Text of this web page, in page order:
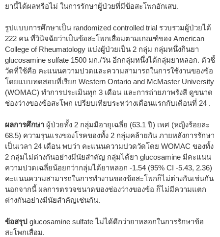
ยานี้ได้ผลหรือไม่ ในการรักษาผู้ป่วยที่มีข้อสะโพกอักเสบ.
รูปแบบการศึกษาเป็น randomized controlled trial รวบรวมผู้ป่วยได้
222 คน ที่วินิจฉัยว่าเป็นข้อสะโพกเสื่อมตามเกณฑ์ของ American
College of Rheumatology แบ่งผู้ป่วยเป็น 2 กลุ่ม กลุ่มหนึ่งกินยา
glucosamine sulfate 1500 มก./วัน อีกกลุ่มหนึ่งได้กลุ่มยาหลอก. ตัวชี้
วัดที่ใช้คือ คะแนนความปวดและความสามารถในการใช้งานของข้อ
โดยแบบทดสอบที่เรียก Western Ontario and McMaster University
(WOMAC) ทำการประเมินทุก 3 เดือน และการถ่ายภาพรังสี ดูขนาด
ช่องว่างของข้อสะโพก เปรียบเทียบระหว่างเดือนแรกกับเดือนที่ 24 .
ผลการศึกษา ผู้ป่วยทั้ง 2 กลุ่มมีอายุเฉลี่ย (63.1 ปี) เพศ (หญิงร้อยละ
68.5) ความรุนแรงของโรคของทั้ง 2 กลุ่มคล้ายกัน ภายหลังการรักษา
เป็นเวลา 24 เดือน พบว่า คะแนนความปวดวัดโดย WOMAC ของทั้ง
2 กลุ่มไม่ต่างกันอย่างมีนัยสำคัญ กลุ่มได้ยา glucosamine มีคะแนน
ความปวดเฉลี่ยน้อยกว่ากลุ่มได้ยาหลอก -1.54 (95% CI -5.43, 2.36)
คะแนนความสามารถในการทำงานของข้อสะโพกก็ไม่ต่างกันเช่นกัน
นอกจากนี้ ผลการตรวจขนาดของช่องว่างของข้อ ก็ไม่มีความแตก
ต่างกันอย่างมีนัยสำคัญเช่นกัน.
ข้อสรุป glucosamine sulfate ไม่ได้ดีกว่ายาหลอกในการรักษาข้อ
สะโพกเสื่อม.